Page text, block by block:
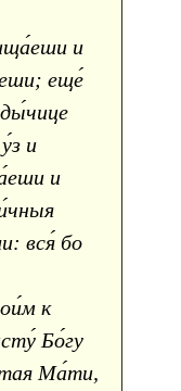
и
еще́
и
и
вся́ бо
к
Бо́гу
Ма́ти,